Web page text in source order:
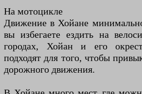
На мотоцикле
Движение в Хойане
вы избегаете ездить на
городах, Хойан и его
подходят для того, чтобы
дорожного движения.